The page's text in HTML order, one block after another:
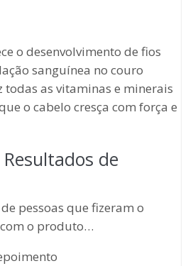
o desenvolvimento de fios
sanguínea no couro
as vitaminas e minerais
o cabelo cresça com força e
de
pessoas que fizeram o
o produto…